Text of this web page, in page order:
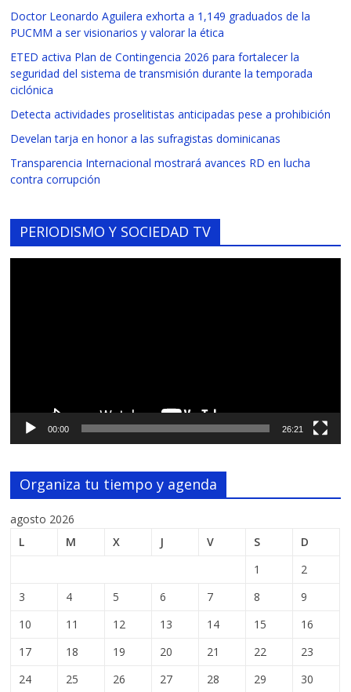
Doctor Leonardo Aguilera exhorta a 1,149 graduados de la
PUCMM a ser visionarios y valorar la ética
ETED activa Plan de Contingencia 2026 para fortalecer la
seguridad del sistema de transmisión durante la temporada
ciclónica
Detecta actividades proselitistas anticipadas pese a prohibición
Develan tarja en honor a las sufragistas dominicanas
Transparencia Internacional mostrará avances RD en lucha
contra corrupción
PERIODISMO Y SOCIEDAD TV
00:00 26:21
Organiza tu tiempo y agenda
agosto 2026
L
M X J V S
D
1
2
3
4 5 6 7 8
9
10
11 12 13 14 15
16
17
18 19 20 21 22
23
24
25 26 27 28 29 30